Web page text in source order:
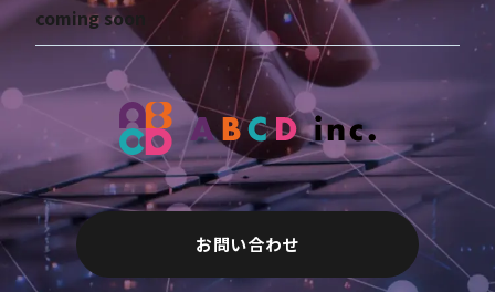
coming soon
お問い合わせ